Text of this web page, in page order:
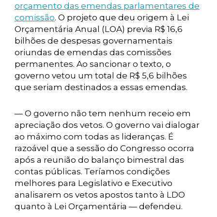
orçamento das emendas parlamentares de
comissão. O projeto que deu origem à Lei
Orçamentária Anual (LOA) previa R$ 16,6
bilhões de despesas governamentais
oriundas de emendas das comissões
permanentes. Ao sancionar o texto, o
governo vetou um total de R$ 5,6 bilhões
que seriam destinados a essas emendas.
— O governo não tem nenhum receio em
apreciação dos vetos. O governo vai dialogar
ao máximo com todas as lideranças. É
razoável que a sessão do Congresso ocorra
após a reunião do balanço bimestral das
contas públicas. Teríamos condições
melhores para Legislativo e Executivo
analisarem os vetos apostos tanto à LDO
quanto à Lei Orçamentária — defendeu.